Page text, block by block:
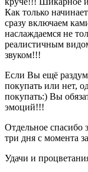
Как только
сразу включаем
наслаждаемся не
реалистичным
звуком!!!
Если Вы ещё
покупать или нет,
покупать:) Вы
эмоций!!!
Отдельное спасибо
три дня с момента
Удачи и